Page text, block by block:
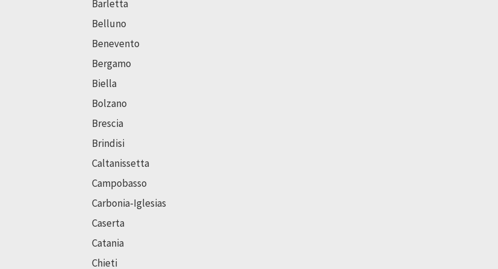
Barletta
Belluno
Benevento
Bergamo
Biella
Bolzano
Brescia
Brindisi
Caltanissetta
Campobasso
Carbonia-Iglesias
Caserta
Catania
Chieti